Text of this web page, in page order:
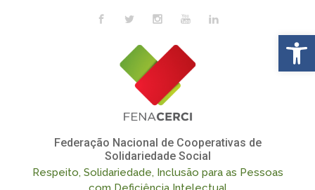
Federação Nacional de Cooperativas de
Solidariedade Social
Respeito, Solidariedade, Inclusão para as Pessoas